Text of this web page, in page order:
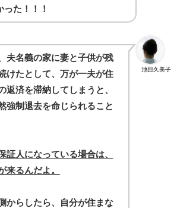
った！！！
池田久美子
夫名義の家に妻と子供が残
けたとして、万が一夫が住
返済を滞納してしまうと、
強制退去を命じられること
証人になっている場合は、
来るんだよ。
からしたら、自分が住まな